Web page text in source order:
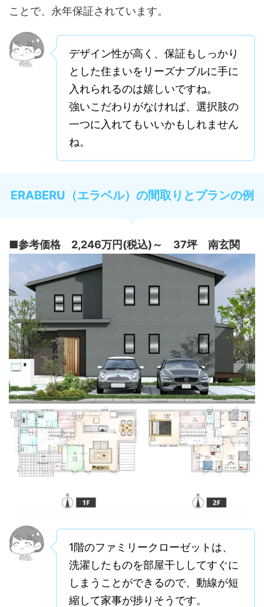
ことで、永年保証されています。
デザイン性が高く、保証もしっかり
とした住まいをリーズナブルに手に
入れられるのは嬉しいですね。
強いこだわりがなければ、選択肢の
一つに入れてもいいかもしれません
ね。
ERABERU（エラベル）の間取りとプランの例
■参考価格 2,246万円(税込)～ 37坪 南玄関
1階のファミリークローゼットは、
洗濯したものを部屋干ししてすぐに
しまうことができるので、動線が短
縮して家事が捗りそうです。